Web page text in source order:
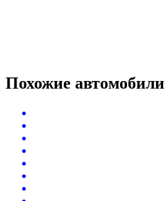
Похожие автомобили